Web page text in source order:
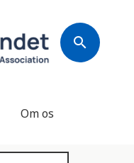
search
Om os